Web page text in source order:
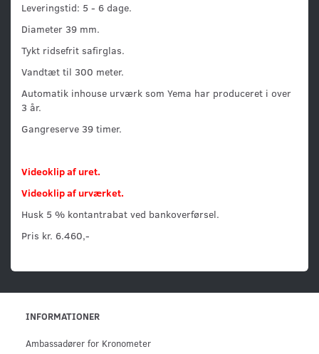
Leveringstid: 5 - 6 dage.
Diameter 39 mm.
Tykt ridsefrit safirglas.
Vandtæt til 300 meter.
Automatik inhouse urværk som Yema har produceret i over
3 år.
Gangreserve 39 timer.
Videoklip af uret.
Videoklip af urværket.
Husk 5 % kontantrabat ved bankoverførsel.
Pris kr. 6.460,-
INFORMATIONER
Ambassadører for Kronometer